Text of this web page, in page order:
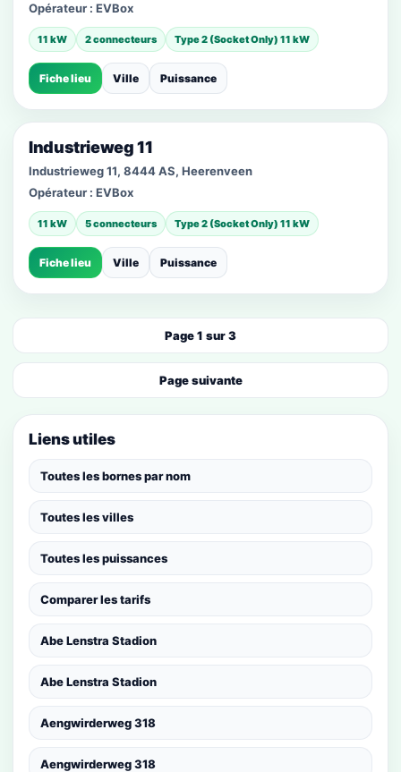
Opérateur : EVBox
11 kW 2 connecteurs Type 2 (Socket Only) 11 kW
Fiche lieu Ville Puissance
Industrieweg 11
Industrieweg 11, 8444 AS, Heerenveen
Opérateur : EVBox
11 kW 5 connecteurs Type 2 (Socket Only) 11 kW
Fiche lieu Ville Puissance
Page 1 sur 3
Page suivante
Liens utiles
Toutes les bornes par nom
Toutes les villes
Toutes les puissances
Comparer les tarifs
Abe Lenstra Stadion
Abe Lenstra Stadion
Aengwirderweg 318
Aengwirderweg 318